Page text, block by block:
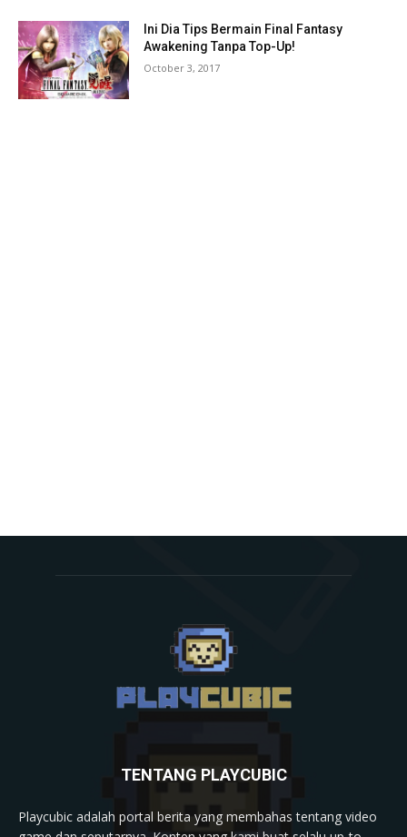
Ini Dia Tips Bermain Final Fantasy
Awakening Tanpa Top-Up!
October 3, 2017
TENTANG PLAYCUBIC
Playcubic adalah portal berita yang membahas tentang video